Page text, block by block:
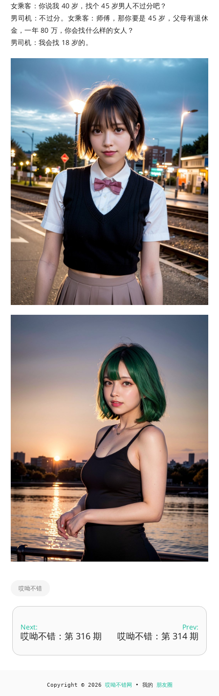
女乘客：你说我 40 岁，找个 45 岁男人不过分吧？
男司机：不过分。女乘客：师傅，那你要是 45 岁，父母有退休
金，一年 80 万，你会找什么样的女人？
男司机：我会找 18 岁的。
哎呦不错
Next:
哎呦不错：第 316 期
Prev:
哎呦不错：第 314 期
Copyright © 2026 哎呦不错网 • 我的 朋友圈